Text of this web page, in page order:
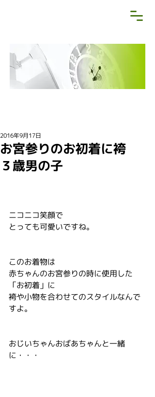
お宮参りのお初着に袴
３歳男の子
2016年9月17日
ニコニコ笑顔で
とっても可愛いですね。
このお着物は
赤ちゃんのお宮参りの時に使用した
「お初着」に
袴や小物を合わせてのスタイルなんで
すよ。
おじいちゃんおばあちゃんと一緒
に・・・